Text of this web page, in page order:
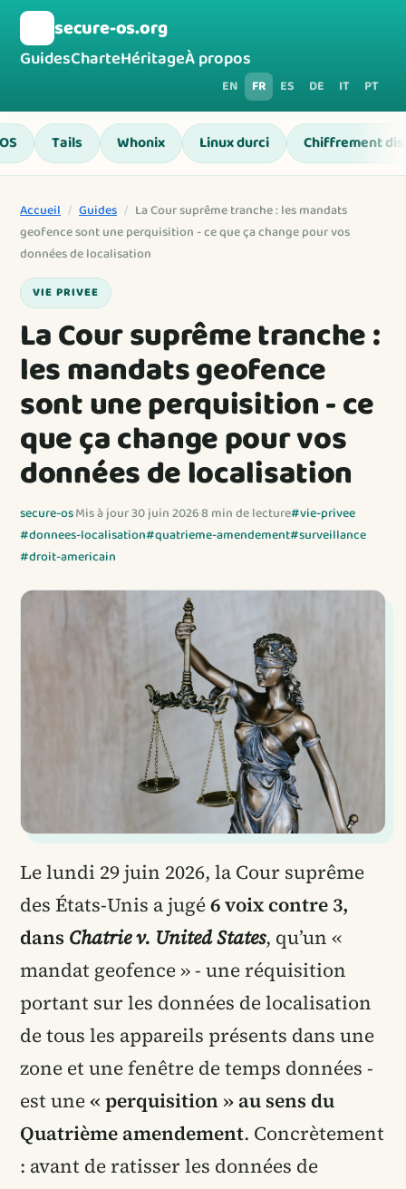
secure-os.org
GuidesCharteHéritageÀ propos
EN FR ES DE IT PT
Tails Whonix Linux durci Chiffrement
Accueil / Guides / La Cour suprême tranche : les mandats
geofence sont une perquisition - ce que ça change pour vos
données de localisation
VIE PRIVEE
La Cour suprême tranche :
les mandats geofence
sont une perquisition - ce
que ça change pour vos
données de localisation
secure-os·Mis à jour 30 juin 2026·8 min de lecture#vie-privee
#donnees-localisation#quatrieme-amendement#surveillance
#droit-americain
Le lundi 29 juin 2026, la Cour suprême
des États-Unis a jugé6 voix contre 3,
dans Chatrie v. United States, qu’un «
mandat geofence » - une réquisition
portant sur les données de localisation
de tous les appareils présents dans une
zone et une fenêtre de temps données -
est une« perquisition » au sens du
Quatrième amendement. Concrètement
: avant de ratisser les données de